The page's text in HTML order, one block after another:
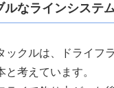
ルなラインシステ
ックルは、ドライフ
考えています。